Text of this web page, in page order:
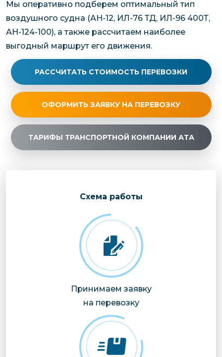
Мы оперативно подберем оптимальный тип
воздушного судна (АН-12, ИЛ-76 ТД, ИЛ-96 400Т,
АН-124-100), а также рассчитаем наиболее
выгодный маршрут его движения.
РАССЧИТАТЬ СТОИМОСТЬ ПЕРЕВОЗКИ
ОФОРМИТЬ ЗАЯВКУ НА ПЕРЕВОЗКУ
ТАРИФЫ ТРАНСПОРТНОЙ КОМПАНИИ АТА
Cхема работы
Принимаем заявку
на перевозку